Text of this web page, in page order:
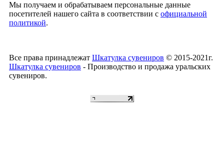
Мы получаем и обрабатываем персональные данные
посетителей нашего сайта в соответствии с официальной
политикой.
Все права принадлежат Шкатулка сувениров © 2015-2021г.
Шкатулка сувениров - Производство и продажа уральских
сувениров.